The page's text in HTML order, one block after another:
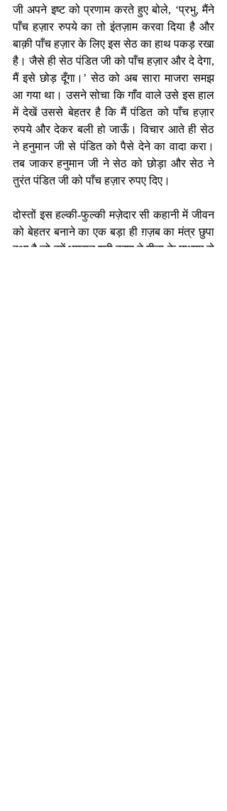
जी अपने इष्ट को प्रणाम करते हुए बोले, ‘प्रभु, मैंने
पाँच हज़ार रुपये का तो इंतज़ाम करवा दिया है और
बाक़ी पाँच हज़ार के लिए इस सेठ का हाथ पकड़ रखा
है। जैसे ही सेठ पंडित जी को पाँच हज़ार और दे देगा,
मैं इसे छोड़ दूँगा।’ सेठ को अब सारा माजरा समझ
आ गया था। उसने सोचा कि गाँव वाले उसे इस हाल
में देखें उससे बेहतर है कि मैं पंडित को पाँच हज़ार
रुपये और देकर बली हो जाऊँ। विचार आते ही सेठ
ने हनुमान जी से पंडित को पैसे देने का वादा करा।
तब जाकर हनुमान जी ने सेठ को छोड़ा और सेठ ने
तुरंत पंडित जी को पाँच हज़ार रुपए दिए।
दोस्तों इस हल्की-फुल्की मज़ेदार सी कहानी में जीवन
को बेहतर बनाने का एक बड़ा ही ग़ज़ब का मंत्र छुपा
हुआ है जो हमें भगवान श्री कृष्ण ने गीता के माध्यम से